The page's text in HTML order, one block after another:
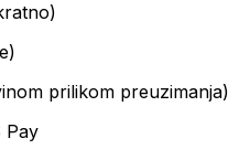
prilikom preuzimanja)
Pay